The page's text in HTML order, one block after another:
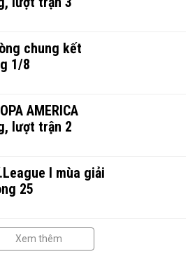
chung kết
1/8
AMERICA
lượt trận 2
I mùa giải
25
Xem thêm